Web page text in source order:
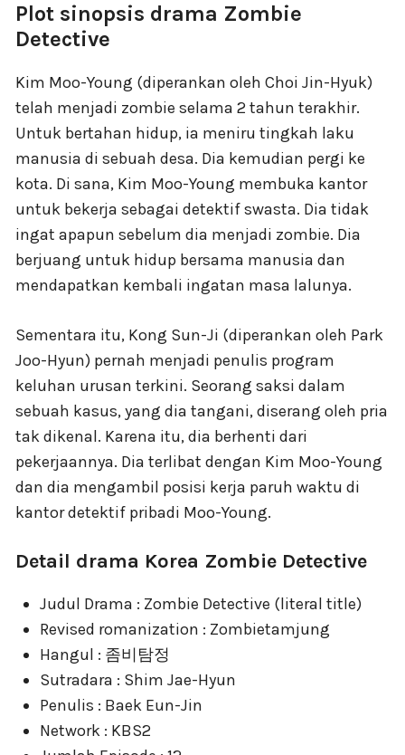
Plot sinopsis drama Zombie
Detective
Kim Moo-Young (diperankan oleh Choi Jin-Hyuk)
telah menjadi zombie selama 2 tahun terakhir.
Untuk bertahan hidup, ia meniru tingkah laku
manusia di sebuah desa. Dia kemudian pergi ke
kota. Di sana, Kim Moo-Young membuka kantor
untuk bekerja sebagai detektif swasta. Dia tidak
ingat apapun sebelum dia menjadi zombie. Dia
berjuang untuk hidup bersama manusia dan
mendapatkan kembali ingatan masa lalunya.
Sementara itu, Kong Sun-Ji (diperankan oleh Park
Joo-Hyun) pernah menjadi penulis program
keluhan urusan terkini. Seorang saksi dalam
sebuah kasus, yang dia tangani, diserang oleh pria
tak dikenal. Karena itu, dia berhenti dari
pekerjaannya. Dia terlibat dengan Kim Moo-Young
dan dia mengambil posisi kerja paruh waktu di
kantor detektif pribadi Moo-Young.
Detail drama Korea Zombie Detective
Judul Drama : Zombie Detective (literal title)
Revised romanization : Zombietamjung
Hangul : 좀비탐정
Sutradara : Shim Jae-Hyun
Penulis : Baek Eun-Jin
Network : KBS2